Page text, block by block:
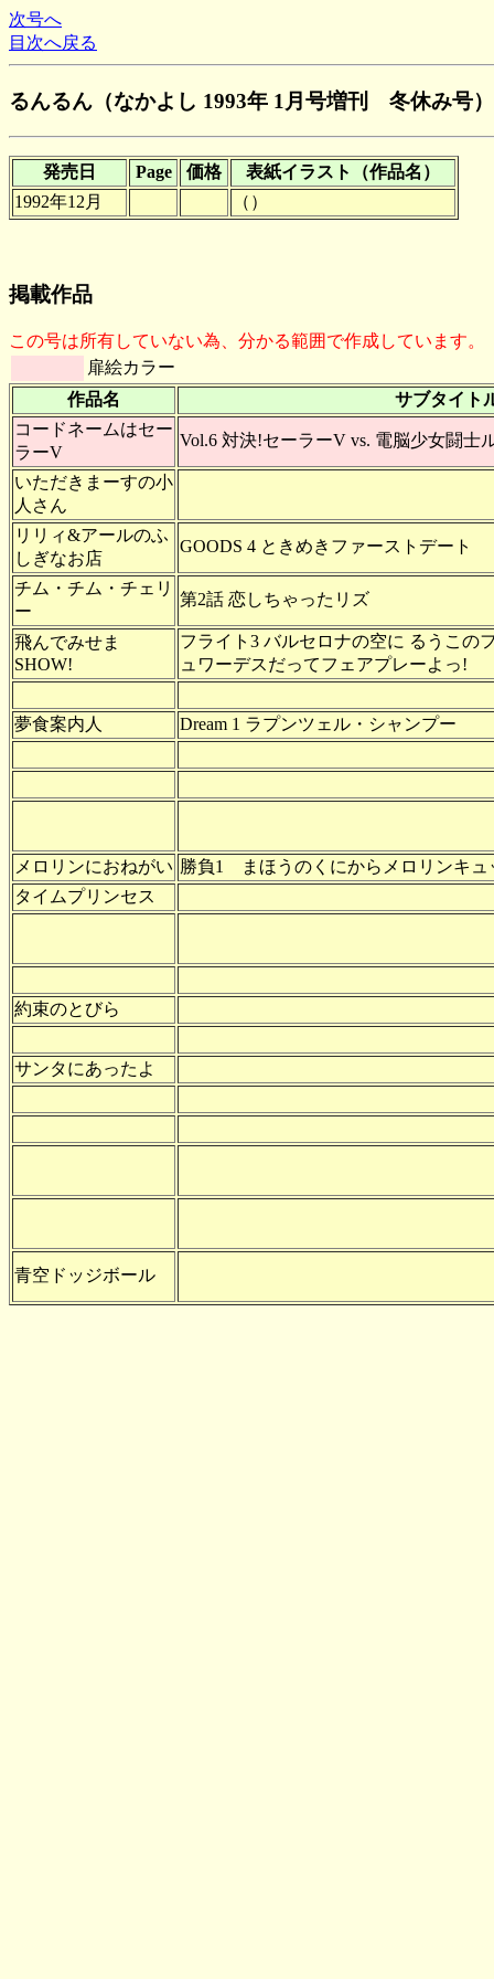
次号へ
目次へ戻る
るんるん（なかよし 1993年 1月号増刊 冬休み号）
発売日 Page 価格
表紙イラスト（作品名）
1992年12月
（）
掲載作品
この号は所有していない為、分かる範囲で作成しています。
扉絵カラー
作品名
サブタイト
コードネームはセー
ラーV
Vol.6 対決!セーラーV vs. 電脳少女闘士
いただきまーすの小
人さん
リリィ&アールのふ
しぎなお店
GOODS 4 ときめきファーストデート
チム・チム・チェリ
ー
第2話 恋しちゃったリズ
飛んでみせま
SHOW!
フライト3 バルセロナの空に るうこの
ュワーデスだってフェアプレーよっ!
夢食案内人 Dream 1 ラプンツェル・シャンプー
メロリンにおねがい 勝負1 まほうのくにからメロリンキュ
タイムプリンセス
約束のとびら
サンタにあったよ
青空ドッジボール